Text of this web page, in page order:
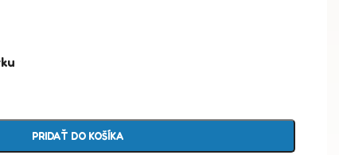
PRIDAŤ DO KOŠÍKA